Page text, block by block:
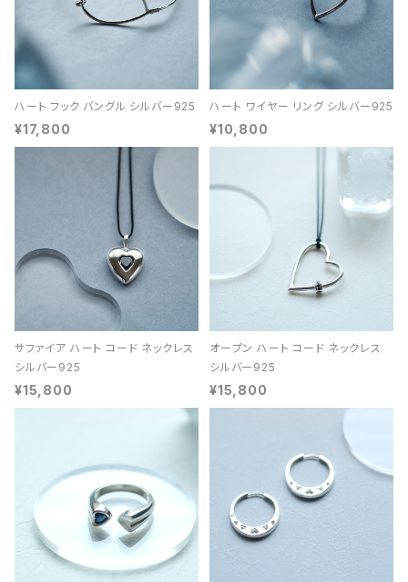
ハート フック バングル シルバー925
¥17,800
ハート ワイヤー リング シルバー925
¥10,800
サファイア ハート コード ネックレス
シルバー925
¥15,800
オープン ハート コード ネックレス
シルバー925
¥15,800